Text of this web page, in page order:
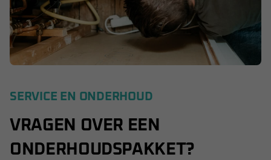
SERVICE EN ONDERHOUD
VRAGEN OVER EEN
ONDERHOUDSPAKKET?